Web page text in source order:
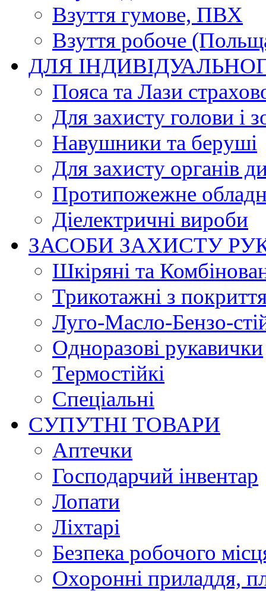
Взуття гумове, ПВХ
Взуття робоче
ДЛЯ
Пояса та Лази
Для захисту голови і
Навушники та беруші
Для захисту органів
Протипожежне
Діелектричні вироби
ЗАСОБИ ЗАХИСТУ
Шкіряні та
Трикотажні з
Луго-Масло-Бензо-
Одноразові рукавички
Термостійкі
Спеціальні
СУПУТНІ ТОВАРИ
Аптечки
Господарчий інвентар
Лопати
Ліхтарі
Безпека робочого
Охоронні приладдя,